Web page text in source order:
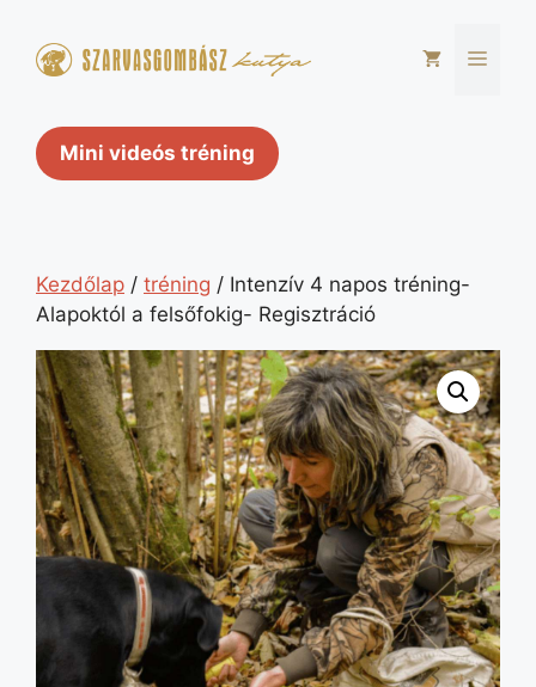
tartalomba
Mini videós tréning
Kezdőlap / tréning / Intenzív 4 napos tréning-
Alapoktól a felsőfokig- Regisztráció